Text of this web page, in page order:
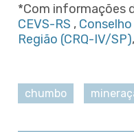
*Com informações
CEVS-RS ,
Região (CRQ-IV/SP),
chumbo